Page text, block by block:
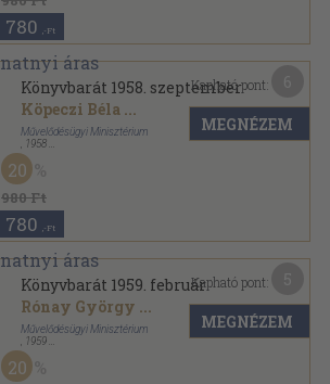
780 ,-Ft
Könyvbarát 1958. szeptember
Köpeczi Béla ...
Művelődésügyi Minisztérium
1958
Tűzött kötés
Könyvbarát sorozat
980 Ft
20
780 ,-Ft
Kapható pont:
MEGNÉZEM
Könyvbarát 1959. február
Rónay György ...
Művelődésügyi Minisztérium
1959
Tűzött kötés
Könyvbarát sorozat
20
Kapható pont:
MEGNÉZEM